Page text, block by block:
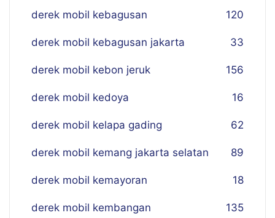
derek mobil kebagusan 120
derek mobil kebagusan jakarta 33
derek mobil kebon jeruk 156
derek mobil kedoya 16
derek mobil kelapa gading 62
derek mobil kemang jakarta selatan 89
derek mobil kemayoran 18
derek mobil kembangan 135